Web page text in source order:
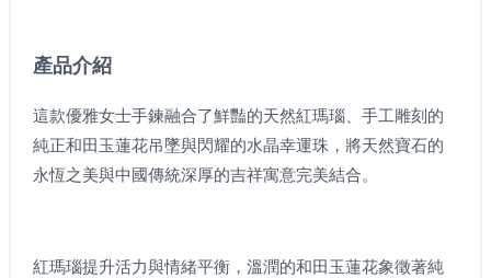
產品介紹
這款優雅女士手鍊融合了鮮豔的天然紅瑪瑙、手工雕刻的
純正和田玉蓮花吊墜與閃耀的水晶幸運珠，將天然寶石的
永恆之美與中國傳統深厚的吉祥寓意完美結合。
紅瑪瑙提升活力與情緒平衡，溫潤的和田玉蓮花象徵著純